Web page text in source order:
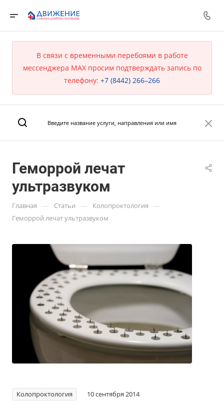
В связи с временными перебоями в работе
мессенджера MAX просим подтверждать запись по
телефону: +7 (8442) 266–266
Геморрой лечат
ультразвуком
Главная — Статьи — Колопроктология —
Геморрой лечат ультразвуком
Колопроктология 10 сентября 2014